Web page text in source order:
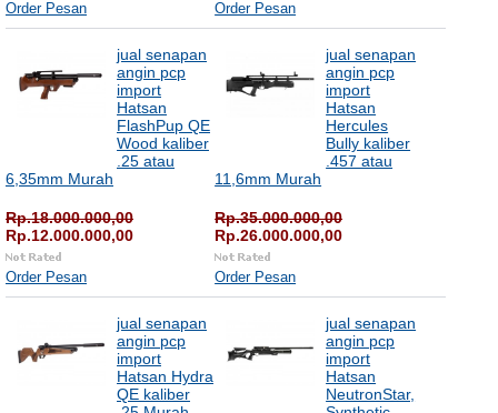
Order Pesan Order Pesan
jual senapan
angin pcp
import
Hatsan
FlashPup QE
Wood kaliber
.25 atau
6,35mm Murah
Rp.18.000.000,00
Rp.12.000.000,00
Order Pesan
jual senapan
angin pcp
import
Hatsan
Hercules
Bully kaliber
.457 atau
11,6mm Murah
Rp.35.000.000,00
Rp.26.000.000,00
Order Pesan
jual senapan
angin pcp
import
Hatsan Hydra
QE kaliber
jual senapan
angin pcp
import
Hatsan
NeutronStar,